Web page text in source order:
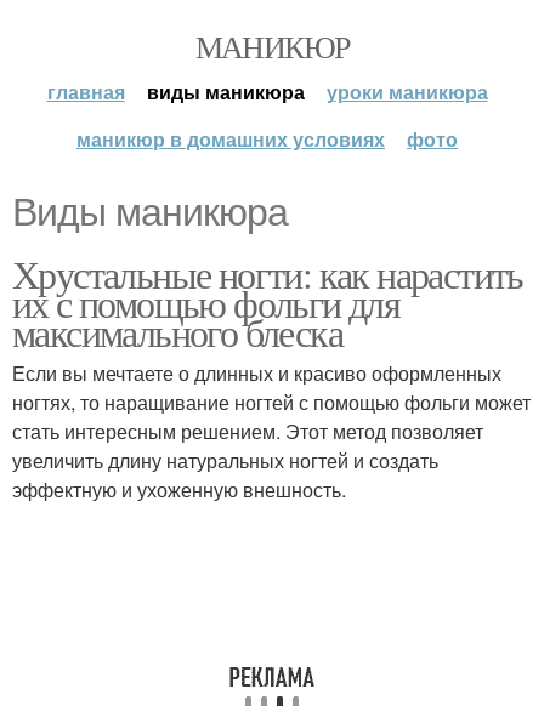
МАНИКЮР
главная виды маникюра
уроки маникюра
маникюр в домашних условиях
фото
Виды маникюра
Хрустальные ногти: как нарастить
их с помощью фольги для
максимального блеска
Если вы мечтаете о длинных и красиво оформленных
ногтях, то наращивание ногтей с помощью фольги может
стать интересным решением. Этот метод позволяет
увеличить длину натуральных ногтей и создать
эффектную и ухоженную внешность.